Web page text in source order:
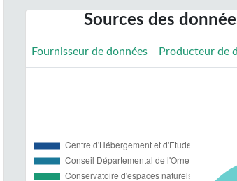
Sources des
Fournisseur de données Producteur de